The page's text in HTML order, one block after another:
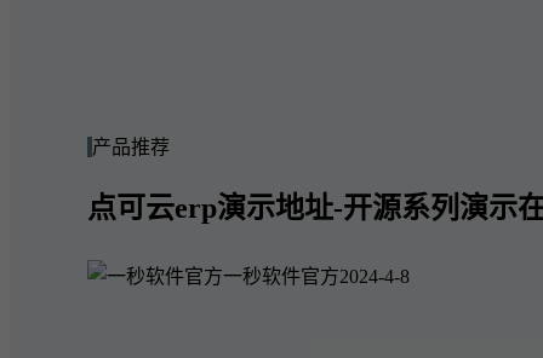
产品推荐
点可云erp演示地址-开源系列演示
一秒软件官方2024-4-8